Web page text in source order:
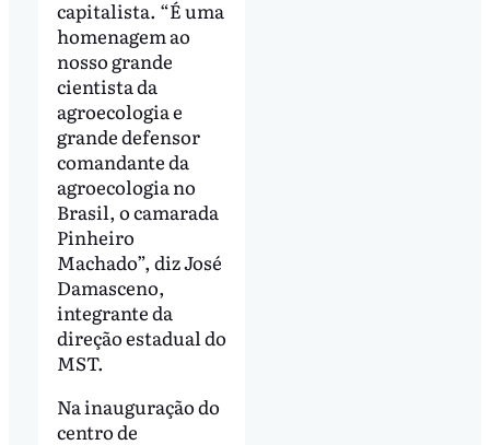
capitalista. “É uma
homenagem ao
nosso grande
cientista da
agroecologia e
grande defensor
comandante da
agroecologia no
Brasil, o camarada
Pinheiro
Machado”, diz José
Damasceno,
integrante da
direção estadual do
MST.
Na inauguração do
centro de